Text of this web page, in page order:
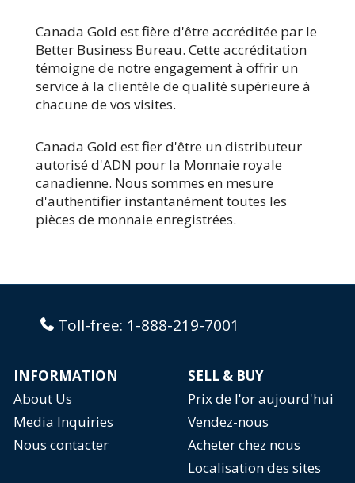
Canada Gold est fière d'être accréditée par le
Better Business Bureau. Cette accréditation
témoigne de notre engagement à offrir un
service à la clientèle de qualité supérieure à
chacune de vos visites.
Canada Gold est fier d'être un distributeur
autorisé d'ADN pour la Monnaie royale
canadienne. Nous sommes en mesure
d'authentifier instantanément toutes les
pièces de monnaie enregistrées.
Toll-free: 1-888-219-7001
INFORMATION
SELL & BUY
About Us
Prix de l'or aujourd'hui
Media Inquiries
Vendez-nous
Nous contacter
Acheter chez nous
Localisation des sites